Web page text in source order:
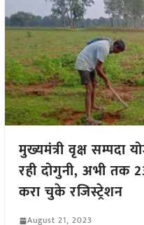
मुख्यमंत्री वृक्ष सम्पदा
रही दोगुनी, अभी तक
करा चुके रजिस्ट्रेशन
August 21, 2023